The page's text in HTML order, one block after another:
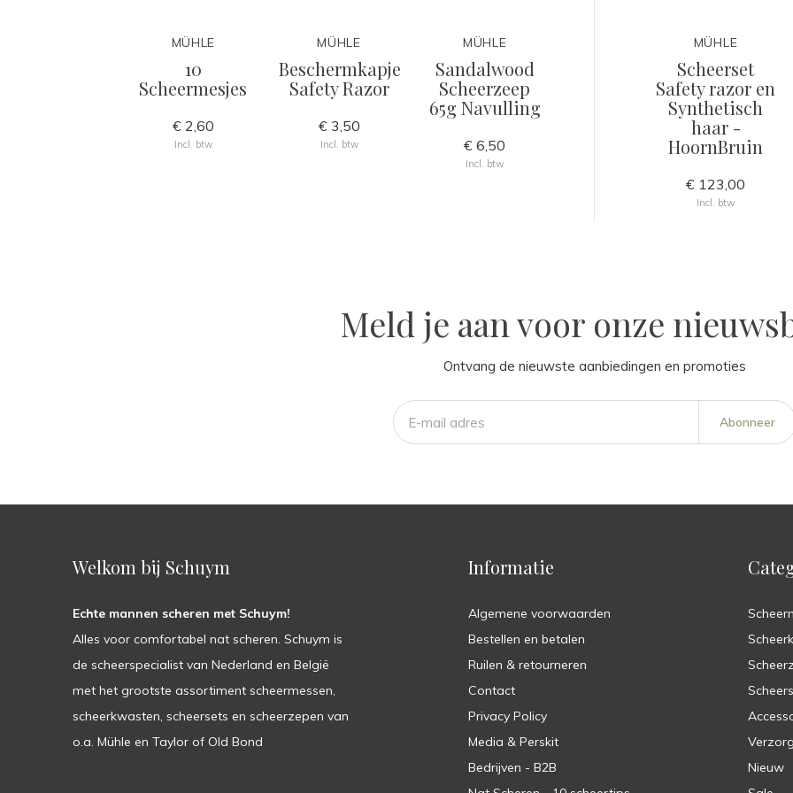
MÜHLE
10
Scheermesjes
€ 2,60
Incl. btw
MÜHLE
Beschermkapje
Safety Razor
€ 3,50
Incl. btw
MÜHLE
Sandalwood
Scheerzeep
65g Navulling
€ 6,50
Incl. btw
MÜHLE
Scheerset
Safety razor en
Synthetisch
haar -
HoornBruin
€ 123,00
Incl. btw
Meld je aan voor onze
Ontvang de nieuwste aanbiedingen en promoties
Abonneer
Welkom bij Schuym
Echte mannen scheren met Schuym!
Alles voor comfortabel nat scheren. Schuym is
de scheerspecialist van Nederland en België
met het grootste assortiment scheermessen,
scheerkwasten, scheersets en scheerzepen van
o.a. Mühle en Taylor of Old Bond
Informatie
Algemene voorwaarden
Bestellen en betalen
Ruilen & retourneren
Contact
Privacy Policy
Media & Perskit
Bedrijven - B2B
Nieuw